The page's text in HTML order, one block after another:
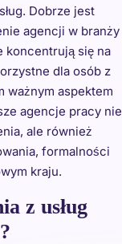
Dobrze jest
agencji w branży
koncentrują się na
dla osób z
ważnym aspektem
agencje pracy nie
ale również
formalności
kraju.
z usług